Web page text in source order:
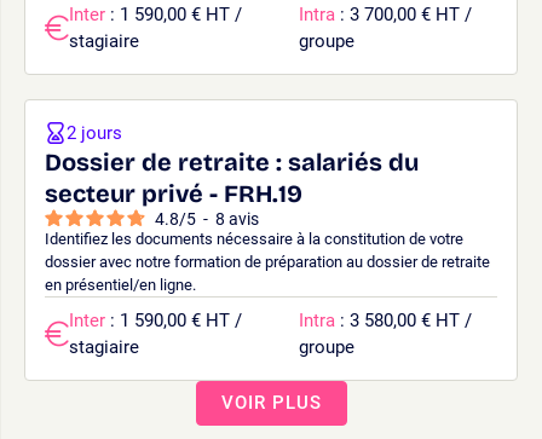
Inter : 1 590,00 € HT /
stagiaire
Intra : 3 700,00 € HT /
groupe
Dossier de retraite : salariés du
secteur privé - FRH.19
4.8/5 - 8 avis
Identifiez les documents nécessaire à la constitution de votre
dossier avec notre formation de préparation au dossier de retraite
en présentiel/en ligne.
2 jours
Inter : 1 590,00 € HT /
stagiaire
Intra : 3 580,00 € HT /
groupe
VOIR PLUS